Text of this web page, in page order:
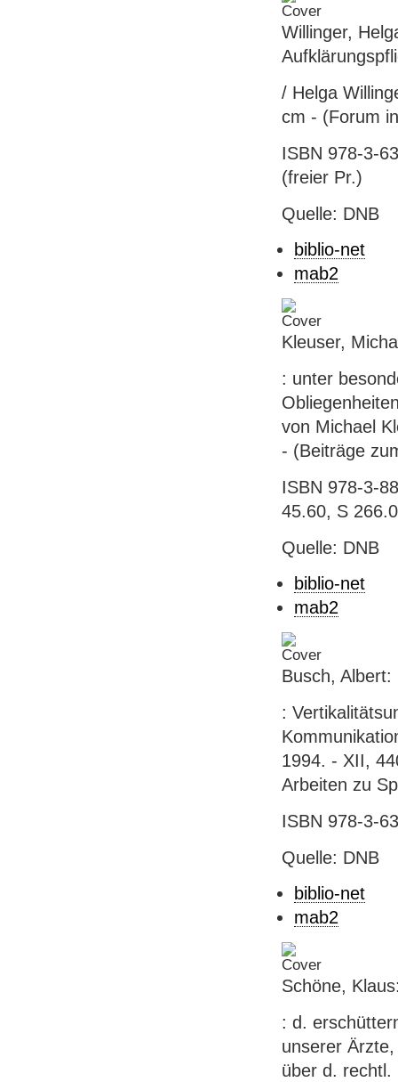
Willinger,
/ Helga
cm - (Forum
ISBN 978-3-
(freier Pr.)
Quelle: DNB
biblio-net
mab2
Kleuser,
: unter
von Michael
- (Beiträge
ISBN 978-3-
45.60, S
Quelle: DNB
biblio-net
mab2
Busch, Albert:
:
1994. - XII,
Arbeiten zu
ISBN 978-3-
Quelle: DNB
biblio-net
mab2
Schöne,
: d.
unserer
über d. rechtl.